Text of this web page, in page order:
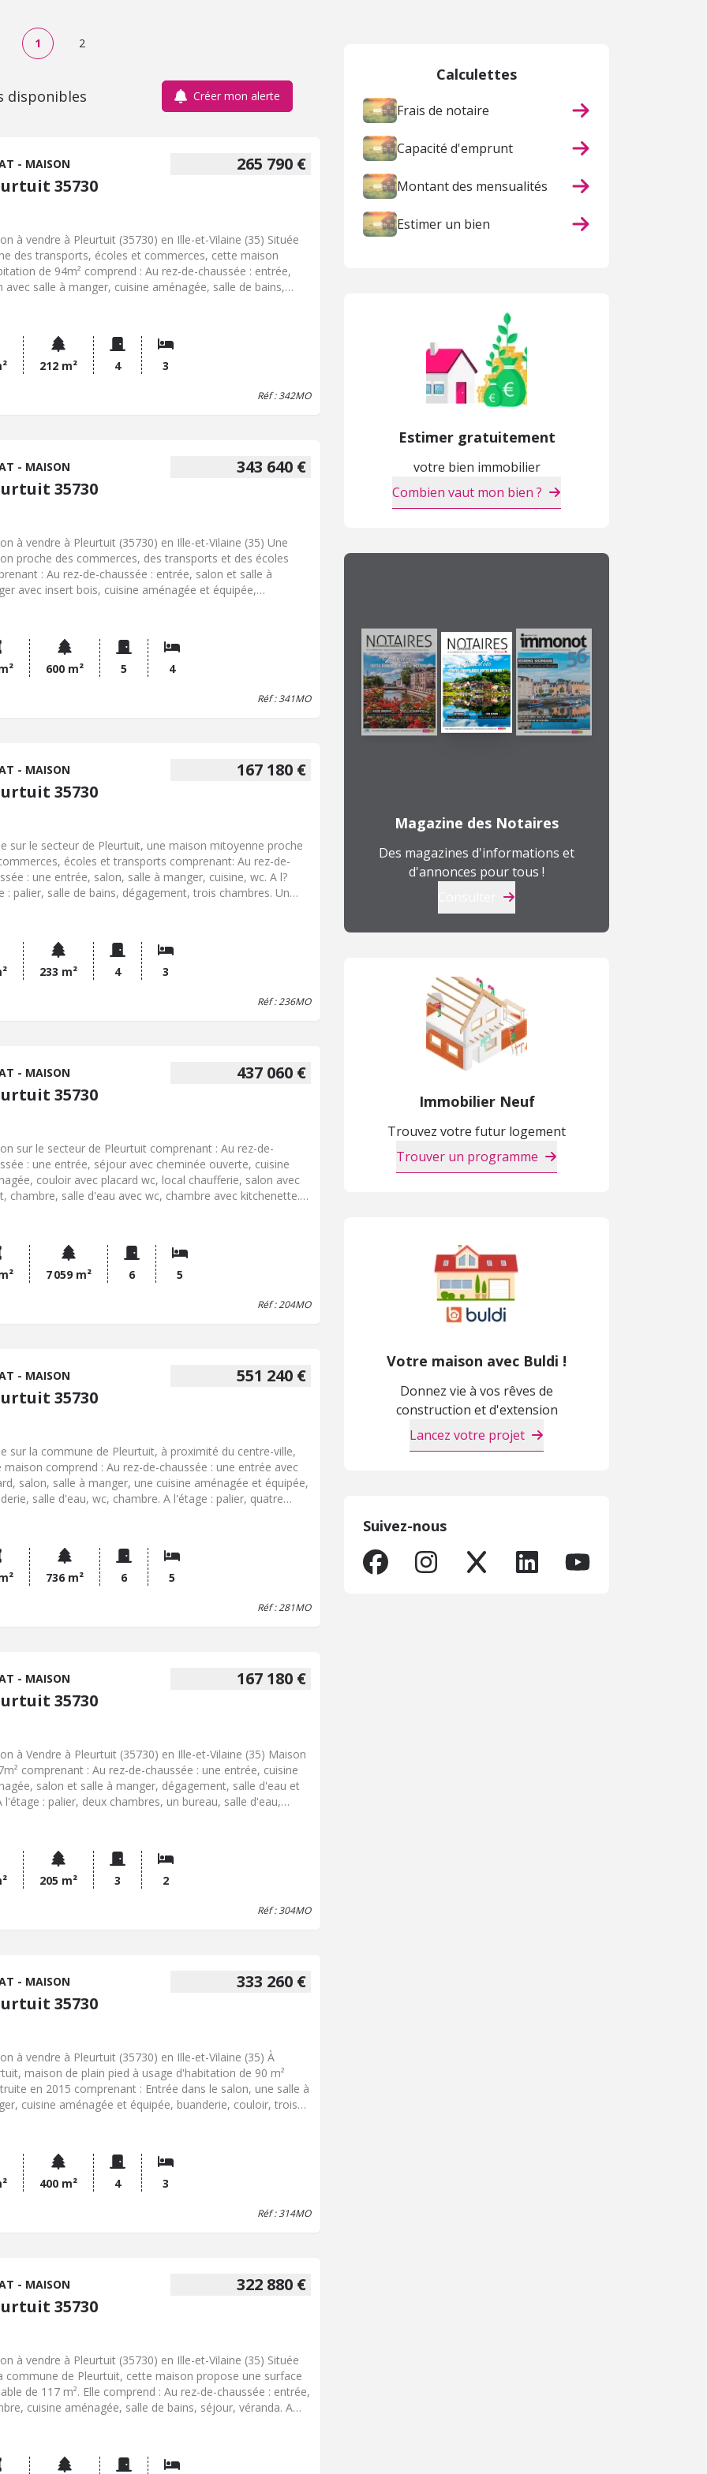
1 2
disponibles Créer mon alerte
265 790 €
- MAISON
35730
à vendre à Pleurtuit (35730) en Ille-et-Vilaine (35) Située
des transports, écoles et commerces, cette maison
de 94m² comprend : Au rez-de-chaussée : entrée,
avec salle à manger, cuisine aménagée, salle de bains,
notarial pour obtenir de plus amples renseignements sur
maison à vendre à Pleurtuit.
212 m² 4 3
Réf : 342MO
343 640 €
- MAISON
35730
à vendre à Pleurtuit (35730) en Ille-et-Vilaine (35) Une
proche des commerces, des transports et des écoles
: Au rez-de-chaussée : entrée, salon et salle à
avec insert bois, cuisine aménagée et équipée,
en chambre, dressing, deux chambres. Un jardin clos et
avec abri de jardin. Contactez notre office notarial pour
de plus amples renseignements sur maison à vendre à
600 m² 5 4
Réf : 341MO
167 180 €
- MAISON
35730
sur le secteur de Pleurtuit, une maison mitoyenne proche
écoles et transports comprenant: Au rez-de-
: une entrée, salon, salle à manger, cuisine, wc. A l?
: palier, salle de bains, dégagement, trois chambres. Un
233 m² 4 3
Réf : 236MO
437 060 €
- MAISON
35730
sur le secteur de Pleurtuit comprenant : Au rez-de-
: une entrée, séjour avec cheminée ouverte, cuisine
couloir avec placard wc, local chaufferie, salon avec
chambre, salle d'eau avec wc, chambre avec kitchenette. A
7 059 m² 6 5
Réf : 204MO
551 240 €
- MAISON
35730
sur la commune de Pleurtuit, à proximité du centre-ville,
maison comprend : Au rez-de-chaussée : une entrée avec
salon, salle à manger, une cuisine aménagée et équipée,
salle d'eau, wc, chambre. A l'étage : palier, quatre
736 m² 6 5
Réf : 281MO
167 180 €
- MAISON
35730
à Vendre à Pleurtuit (35730) en Ille-et-Vilaine (35) Maison
comprenant : Au rez-de-chaussée : une entrée, cuisine
salon et salle à manger, dégagement, salle d'eau et
l'étage : palier, deux chambres, un bureau, salle d'eau,
offre un accès facile aux services et commodités. Les
en commun sont disponibles à proximité, facilitant les
vers les villes environnantes. Plusieurs commerces
divers services. Le prix de vente de la maison est fixé à
205 m² 3 2
Réf : 304MO
333 260 €
- MAISON
35730
à vendre à Pleurtuit (35730) en Ille-et-Vilaine (35) À
maison de plain pied à usage d'habitation de 90 m²
en 2015 comprenant : Entrée dans le salon, une salle à
cuisine aménagée et équipée, buanderie, couloir, trois
et des transports. Prix de vente du bien : 333 260 EUR.
notre office notarial pour obtenir de plus amples
sur cette maison à vendre à Pleurtuit.
400 m² 4 3
Réf : 314MO
322 880 €
- MAISON
35730
à vendre à Pleurtuit (35730) en Ille-et-Vilaine (35) Située
commune de Pleurtuit, cette maison propose une surface
de 117 m². Elle comprend : Au rez-de-chaussée : entrée,
cuisine aménagée, salle de bains, séjour, véranda. A
se situe à proximité de Dinard et de Saint-Malo. Elle
de l'accès à des réseaux de transport, de services de
Calculettes
Frais de notaire
Capacité d'emprunt
Montant des mensualités
Estimer un bien
Estimer gratuitement
votre bien immobilier
Combien vaut mon bien ?
Magazine des Notaires
Des magazines d'informations et
d'annonces pour tous !
Immobilier Neuf
Trouvez votre futur logement
Trouver un programme
Votre maison avec Buldi !
Donnez vie à vos rêves de
construction et d'extension
Lancez votre projet
Suivez-nous